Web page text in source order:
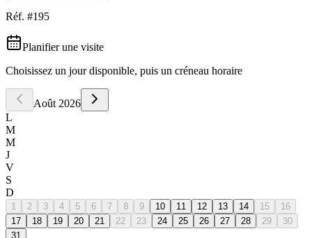
Réf. #195
Planifier une visite
Choisissez un jour disponible, puis un créneau horaire
Août 2026
L
M
M
J
V
S
D
1 2 3 4 5 6 7 8 9 10 11 12 13 14 15
16
17
18 19 20 21 22 23 24 25 26 27 28 29
30
31